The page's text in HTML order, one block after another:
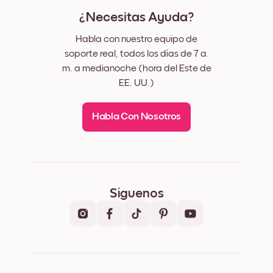
¿Necesitas Ayuda?
Habla con nuestro equipo de
soporte real, todos los días de 7 a.
m. a medianoche (hora del Este de
EE. UU.)
Habla Con Nosotros
Síguenos